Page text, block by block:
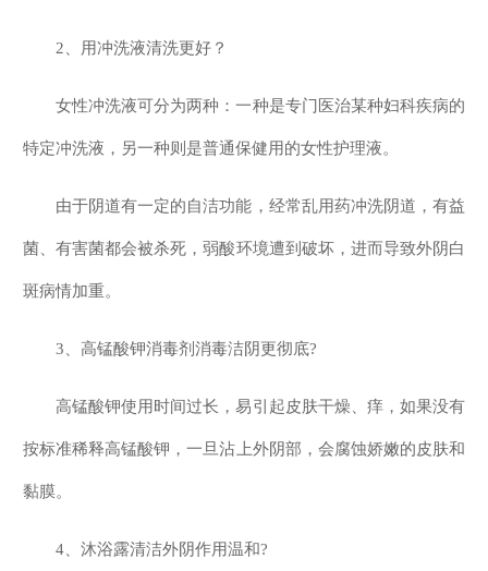
2、用冲洗液清洗更好？
女性冲洗液可分为两种：一种是专门医治某种妇科疾病的
特定冲洗液，另一种则是普通保健用的女性护理液。
由于阴道有一定的自洁功能，经常乱用药冲洗阴道，有益
菌、有害菌都会被杀死，弱酸环境遭到破坏，进而导致外阴白
斑病情加重。
3、高锰酸钾消毒剂消毒洁阴更彻底?
高锰酸钾使用时间过长，易引起皮肤干燥、痒，如果没有
按标准稀释高锰酸钾，一旦沾上外阴部，会腐蚀娇嫩的皮肤和
黏膜。
4、沐浴露清洁外阴作用温和?